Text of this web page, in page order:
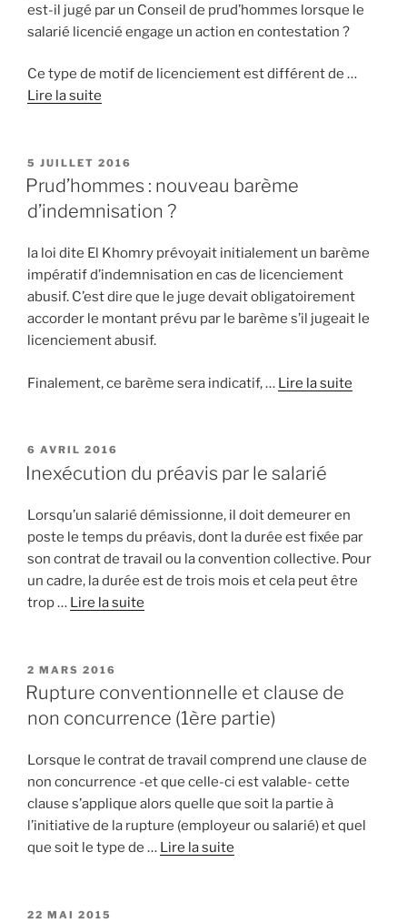
est-il jugé par un Conseil de prud’hommes lorsque le
salarié licencié engage un action en contestation ?
Ce type de motif de licenciement est différent de …
Lire la suite
PUBLIÉ
LE
5 JUILLET 2016
Prud’hommes : nouveau barème
d’indemnisation ?
la loi dite El Khomry prévoyait initialement un barème
impératif d’indemnisation en cas de licenciement
abusif. C’est dire que le juge devait obligatoirement
accorder le montant prévu par le barème s’il jugeait le
licenciement abusif.
Finalement, ce barème sera indicatif, … Lire la suite
PUBLIÉ
LE
6 AVRIL 2016
Inexécution du préavis par le salarié
Lorsqu’un salarié démissionne, il doit demeurer en
poste le temps du préavis, dont la durée est fixée par
son contrat de travail ou la convention collective. Pour
un cadre, la durée est de trois mois et cela peut être
trop … Lire la suite
PUBLIÉ
LE
2 MARS 2016
Rupture conventionnelle et clause de
non concurrence (1ère partie)
Lorsque le contrat de travail comprend une clause de
non concurrence -et que celle-ci est valable- cette
clause s’applique alors quelle que soit la partie à
l’initiative de la rupture (employeur ou salarié) et quel
que soit le type de … Lire la suite
PUBLIÉ
22 MAI 2015